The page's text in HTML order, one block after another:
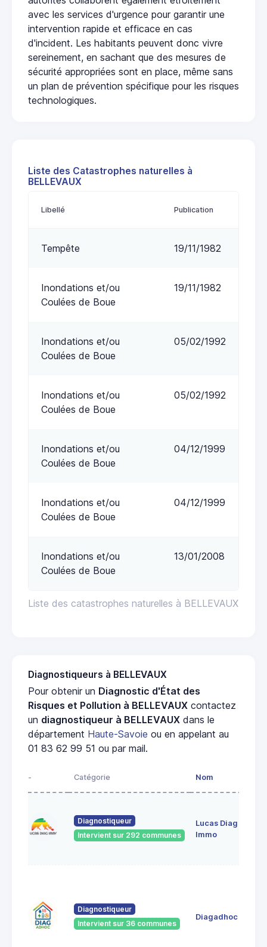
avec les services d'urgence pour garantir une
intervention rapide et efficace en cas
d'incident. Les habitants peuvent donc vivre
sereinement, en sachant que des mesures de
sécurité appropriées sont en place, même sans
un plan de prévention spécifique pour les risques
technologiques.
Liste des Catastrophes naturelles à
BELLEVAUX
Liste des catastrophes naturelles à BELLEVAUX
Libellé Publication
Tempête 19/11/1982
Inondations et/ou
Coulées de Boue
19/11/1982
Inondations et/ou
Coulées de Boue
05/02/1992
Inondations et/ou
Coulées de Boue
05/02/1992
Inondations et/ou
Coulées de Boue
04/12/1999
Inondations et/ou
Coulées de Boue
04/12/1999
Inondations et/ou
Coulées de Boue
13/01/2008
Diagnostiqueurs à BELLEVAUX
Pour obtenir un Diagnostic d'État des
Risques et Pollution à BELLEVAUX contactez
un diagnostiqueur à BELLEVAUX dans le
département Haute-Savoie ou en appelant au
01 83 62 99 51 ou par mail.
- Catégorie Nom
Diagnostiqueur
Intervient sur 292 communes
Lucas Diag
Immo
Diagnostiqueur
Intervient sur 36 communes
Diagadhoc